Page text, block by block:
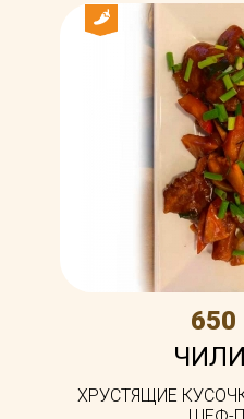
650
ХРУСТЯЩИЕ